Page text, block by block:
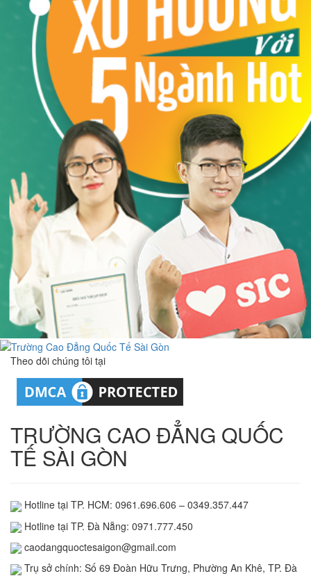
Theo dõi chúng tôi tại
TRƯỜNG CAO ĐẲNG QUỐC
TẾ SÀI GÒN
Hotline tại TP. HCM: 0961.696.606 – 0349.357.447
Hotline tại TP. Đà Nẵng: 0971.777.450
caodangquoctesaigon@gmail.com
Trụ sở chính: Số 69 Đoàn Hữu Trưng, Phường An Khê, TP. Đà